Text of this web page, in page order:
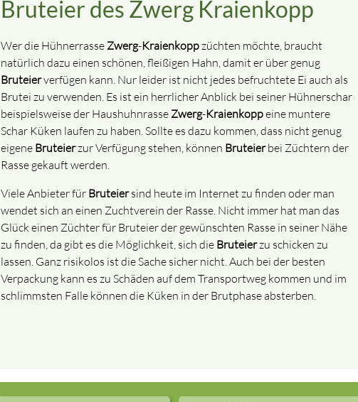
Bruteier des Zwerg Kraienkopp
Wer die Hühnerrasse Zwerg-Kraienkoppzüchten möchte, braucht
natürlich dazu einen schönen, fleißigen Hahn, damit er über genug
Bruteierverfügen kann. Nur leider ist nicht jedes befruchtete Ei auch als
Brutei zu verwenden. Es ist ein herrlicher Anblick bei seiner Hühnerschar
beispielsweise der Haushuhnrasse Zwerg-Kraienkoppeine muntere
Schar Küken laufen zu haben. Sollte es dazu kommen, dass nicht genug
eigene Bruteierzur Verfügung stehen, können Bruteierbei Züchtern der
Rasse gekauft werden.
Viele Anbieter für Bruteiersind heute im Internet zu finden oder man
wendet sich an einen Zuchtverein der Rasse. Nicht immer hat man das
Glück einen Züchter für Bruteier der gewünschten Rasse in seiner Nähe
zu finden, da gibt es die Möglichkeit, sich die Bruteierzu schicken zu
lassen. Ganz risikolos ist die Sache sicher nicht. Auch bei der besten
Verpackung kann es zu Schäden auf dem Transportweg kommen und im
schlimmsten Falle können die Küken in der Brutphase absterben.